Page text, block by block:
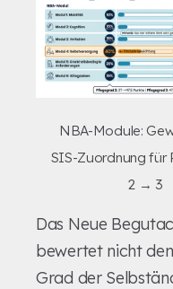
NBA-Module:
SIS-Zuordnung für
2 → 3
Das Neue
bewertet nicht
Grad der